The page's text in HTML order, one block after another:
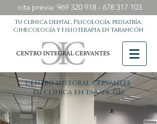
cita previa: 969 320 918 - 678 317 103
tu clínica dental, Psicología, pediatría,
ginecología y fisioterapia en tarancón
centro integral cervantes
tu clínica en tarancón